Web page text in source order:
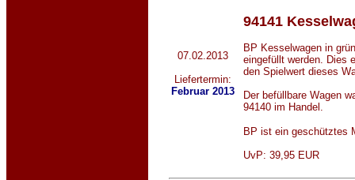
07.02.2013
Liefertermin:
Februar 2013
94141
BP Kesselwagen in
eingefüllt werden. Dies
den Spielwert dieses
Der befüllbare Wagen
94140 im Handel.
BP ist ein geschütztes
UvP: 39,95 EUR